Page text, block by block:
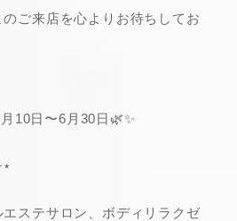
ご来店を心よりお待ちしてお
10日〜6月30日🌿✨
ステサロン、ボディリラクゼ